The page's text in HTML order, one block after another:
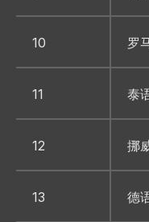
10 罗
11 泰
12 挪
13 德